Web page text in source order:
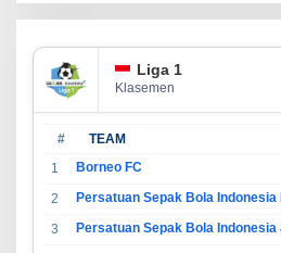
Liga 1
Klasemen
# TEAM
1 Borneo FC
2
3